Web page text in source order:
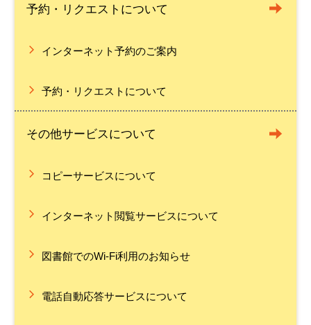
予約・リクエストについて
インターネット予約のご案内
予約・リクエストについて
その他サービスについて
コピーサービスについて
インターネット閲覧サービスについて
図書館でのWi-Fi利用のお知らせ
電話自動応答サービスについて